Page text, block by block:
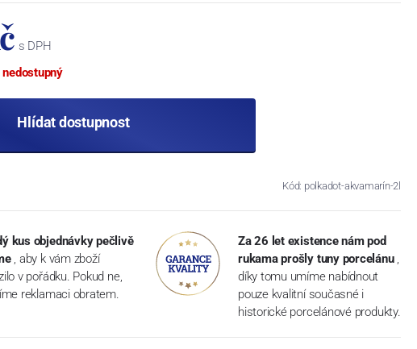
s DPH
Hlídat dostupnost
Kód: polkadot-akvamarín-2l
kus objednávky pečlivě
, aby k vám zboží
v pořádku. Pokud ne,
reklamaci obratem.
Za 26 let existence nám pod
rukama prošly tuny porcelánu ,
díky tomu umíme nabídnout
pouze kvalitní současné i
historické porcelánové produkty.